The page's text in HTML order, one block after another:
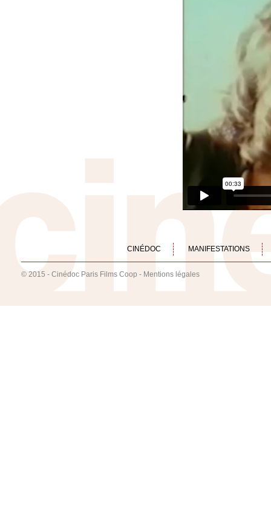
CINÉDOC MANIFESTATIONS
© 2015 - Cinédoc Paris Films Coop - Mentions légales